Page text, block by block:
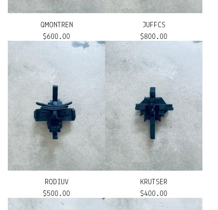
QMONTREN
$600.00
JUFFCS
$800.00
RODIUV
$500.00
KRUTSER
$400.00